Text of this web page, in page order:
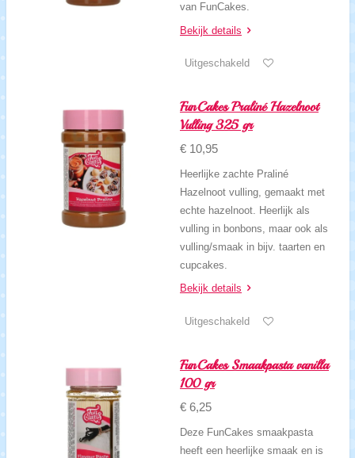
van FunCakes.
Bekijk details
Uitgeschakeld
FunCakes Praliné Hazelnoot
Vulling 325 gr
€ 10,95
Heerlijke zachte Praliné
Hazelnoot vulling, gemaakt met
echte hazelnoot. Heerlijk als
vulling in bonbons, maar ook als
vulling/smaak in bijv. taarten en
cupcakes.
Bekijk details
Uitgeschakeld
FunCakes Smaakpasta vanilla
100 gr
€ 6,25
Deze FunCakes smaakpasta
heeft een heerlijke smaak en is